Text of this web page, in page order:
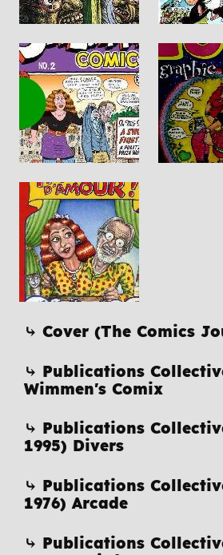
⤷ Cover (The Comics
⤷ Publications
Wimmen's Comix
⤷ Publications
1995) Divers
⤷ Publications
1976) Arcade
⤷ Publications